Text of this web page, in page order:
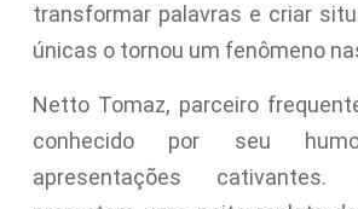
transformar palavras e criar
únicas o tornou um fenômeno
Netto Tomaz, parceiro
conhecido por seu
apresentações